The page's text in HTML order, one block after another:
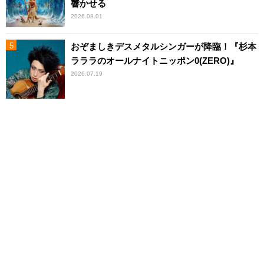
響かせる
2026.08.01
おぞましきデスメタルシンガーが降臨！『杉本
ラララのオールナイトニッポン0(ZERO)』
2026.07.19